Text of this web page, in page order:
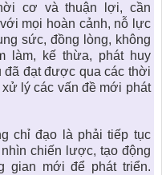
cơ và thuận lợi, cần
mọi hoàn cảnh, nỗ lực
sức, đồng lòng, không
làm, kế thừa, phát huy
đã đạt được qua các thời
lý các vấn đề mới phát
chỉ đạo là phải tiếp tục
chiến lược, tạo động
gian mới để phát triển.